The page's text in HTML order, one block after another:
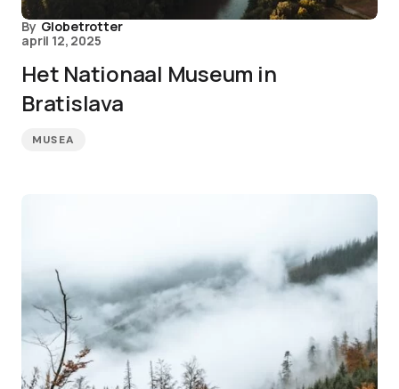
By Globetrotter
april 12, 2025
Het Nationaal Museum in
Bratislava
MUSEA